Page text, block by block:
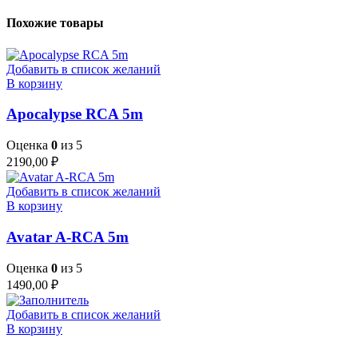
Похожие товары
Добавить в список желаний
В корзину
Apocalypse RCA 5m
Оценка 0 из 5
2190,00 ₽
Добавить в список желаний
В корзину
Avatar A-RCA 5m
Оценка 0 из 5
1490,00 ₽
Добавить в список желаний
В корзину